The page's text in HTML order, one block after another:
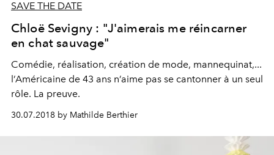
SAVE THE DATE
Chloë Sevigny : "J'aimerais me réincarner
en chat sauvage"
Comédie, réalisation, création de mode, mannequinat,...
l’Américaine de 43 ans n’aime pas se cantonner à un seul
rôle. La preuve.
30.07.2018 by Mathilde Berthier